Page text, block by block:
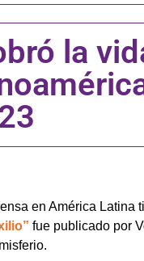
la
en América Latina
fue publicado por